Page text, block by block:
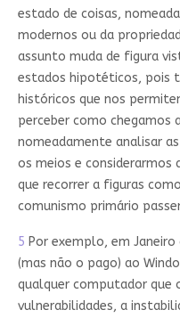
estado de coisas,
modernos ou da
assunto muda de figura
estados hipotéticos, pois
históricos que nos
perceber como chegamos
nomeadamente analisar
os meios e considerarmos
que recorrer a figuras
comunismo primário
5 Por exemplo, em
(mas não o pago) ao
qualquer computador que
vulnerabilidades, a